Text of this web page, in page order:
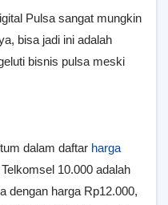
Pulsa sangat mungkin
bisa jadi ini adalah
bisnis pulsa meski
dalam daftar harga
10.000 adalah
dengan harga Rp12.000,